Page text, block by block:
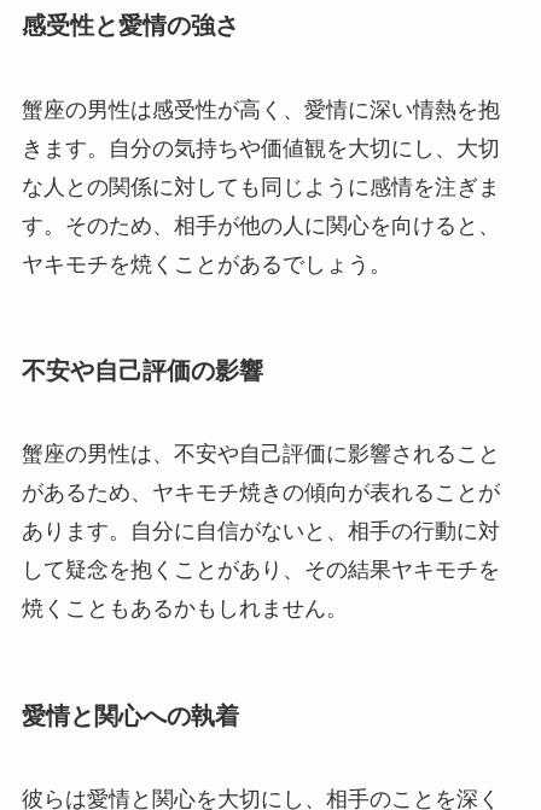
感受性と愛情の強さ
蟹座の男性は感受性が高く、愛情に深い情熱を抱
きます。自分の気持ちや価値観を大切にし、大切
な人との関係に対しても同じように感情を注ぎま
す。そのため、相手が他の人に関心を向けると、
ヤキモチを焼くことがあるでしょう。
不安や自己評価の影響
蟹座の男性は、不安や自己評価に影響されること
があるため、ヤキモチ焼きの傾向が表れることが
あります。自分に自信がないと、相手の行動に対
して疑念を抱くことがあり、その結果ヤキモチを
焼くこともあるかもしれません。
愛情と関心への執着
彼らは愛情と関心を大切にし、相手のことを深く